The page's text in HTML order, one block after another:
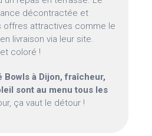
décontractée et
offres attractives comme le
livraison via leur site.
coloré !
Bowls à Dijon, fraîcheur,
sont au menu tous les
ça vaut le détour !